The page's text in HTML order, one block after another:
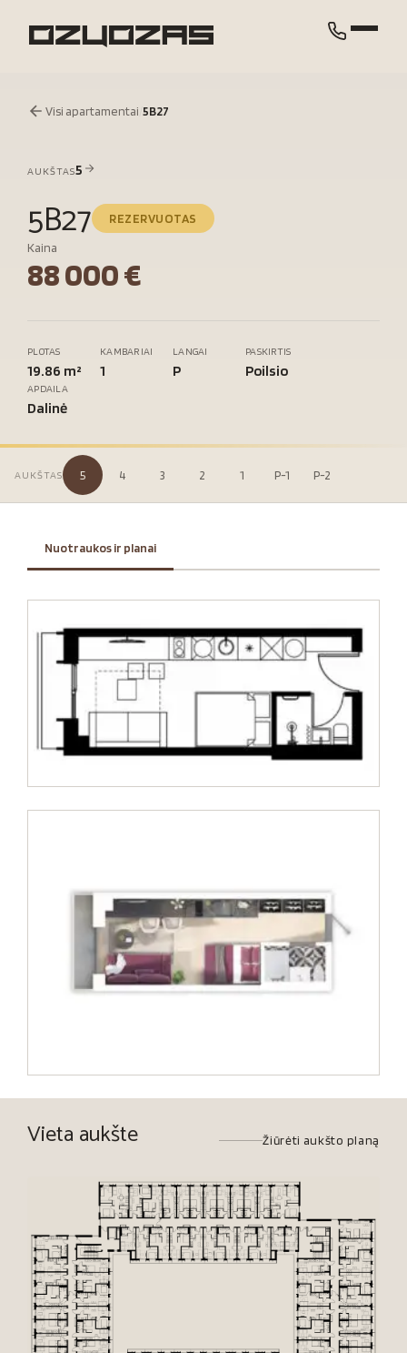
Visi apartamentai 5B27
AUKŠTAS5
5B27
REZERVUOTAS
Kaina
88 000 €
PLOTAS
19.86 m²
KAMBARIAI
1
LANGAI
P
PASKIRTIS
Poilsio
APDAILA
Dalinė
AUKŠTAS 5 4 3 2 1 P-1 P-2
Nuotraukos ir planai
Vieta aukšte Žiūrėti aukšto planą